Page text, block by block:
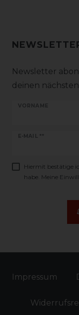
Newsletter
deinen
VORNAME
E-MAIL **
Newsletter
Hiermit bestätige
habe. Meine
Impressum